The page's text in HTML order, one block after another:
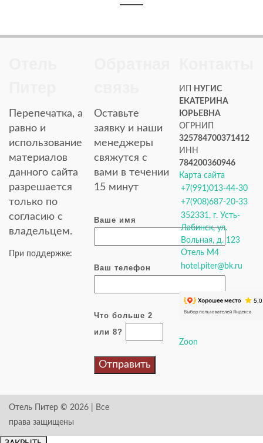
Перепечатка, а
равно и
использование
материалов
данного сайта
разрешается
только по
согласию с
владельцем.
При поддержке:
Оставьте
заявку и наши
менеджеры
свяжутся с
вами в течении
15 минут
Ваше имя
Ваш телефон
Что больше 2
или 8?
ИП
НУГИС
ЕКАТЕРИНА
ЮРЬЕВНА
ОГРНИП
325784700371412
ИНН
784200360946
Карта сайта
+7(991)013-44-30
‪+7(908)687-20-33
352331, г. Усть-
Лабинск, ул.
Вольная, д. 123
Отель М4
hotel.piter@bk.ru
Zoon
Отель Питер © 2026 | Все
права защищены